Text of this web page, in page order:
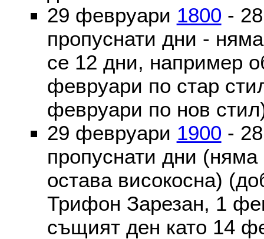
29 февруари 1800 -
пропуснати дни -
се 12 дни, например
февруари по стар
февруари по нов
29 февруари 1900 -
пропуснати дни
остава високосна)
Трифон Зарезан, 1
същият ден като 14